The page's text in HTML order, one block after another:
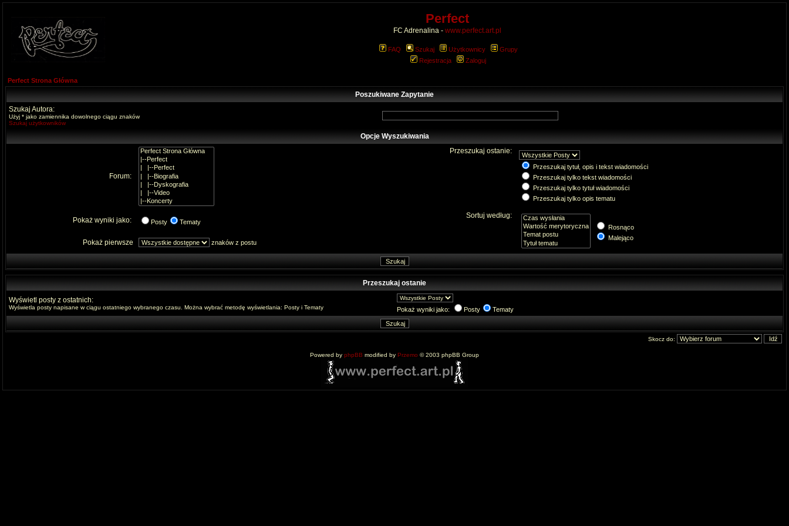
Perfect
FC Adrenalina - www.perfect.art.pl
FAQ Szukaj Użytkownicy
Grupy
Rejestracja
Zaloguj
Perfect Strona Główna
Poszukiwane Zapytanie
Szukaj Autora:
Użyj * jako zamiennika dowolnego ciągu znaków
Szukaj użytkowników
Opcje Wyszukiwania
Forum:
Przeszukaj ostanie:
Przeszukaj tytuł, opis i tekst wiadomości
Przeszukaj tylko tekst wiadomości
Przeszukaj tylko tytuł wiadomości
Przeszukaj tylko opis tematu
Pokaż wyniki jako: Posty Tematy
Sortuj według:
Rosnąco
Malejąco
Pokaż pierwsze znaków z postu
Przeszukaj ostanie
Wyświetl posty z ostatnich:
Wyświetla posty napisane w ciągu ostatniego wybranego czasu. Można wybrać metodę wyświetlania: Posty i Tematy Pokaż wyniki jako: Posty Tematy
Skocz do:
Powered by phpBB modified by Przemo © 2003 phpBB Group